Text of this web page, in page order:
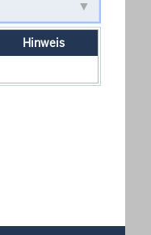
Hinweis